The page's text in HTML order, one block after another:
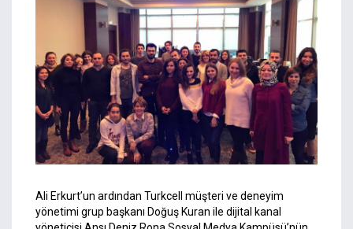
Ali Erkurt’un ardından Turkcell
müşteri ve deneyim
yönetimi grup başkanı Doğuş Kuran ile dijital kanal